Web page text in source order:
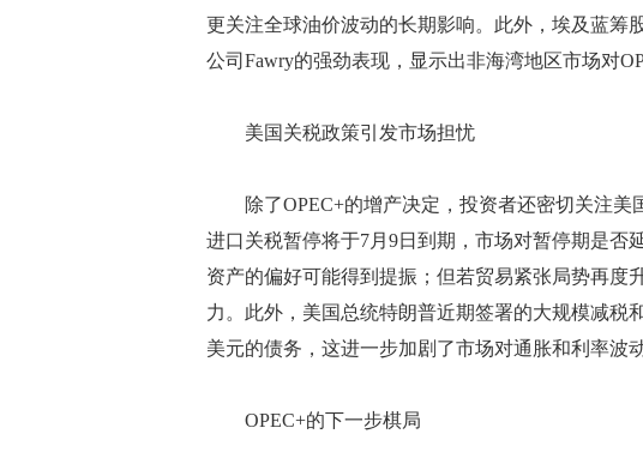
更关注全球油价波动的长期影响。此外，埃及蓝筹
公司Fawry的强劲表现，显示出非海湾地区市场对
美国关税政策引发市场担忧
除了OPEC+的增产决定，投资者还密切关注美
进口关税暂停将于7月9日到期，市场对暂停期是否
资产的偏好可能得到提振；但若贸易紧张局势再度
力。此外，美国总统特朗普近期签署的大规模减税
美元的债务，这进一步加剧了市场对通胀和利率波
OPEC+的下一步棋局